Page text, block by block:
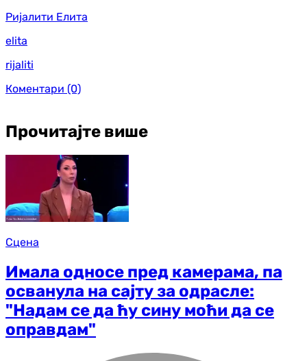
Ријалити Елита
elita
rijaliti
Коментари (0)
Прочитајте више
Сцена
Имала односе пред камерама, па
осванула на сајту за одрасле:
"Надам се да ћу сину моћи да се
оправдам"